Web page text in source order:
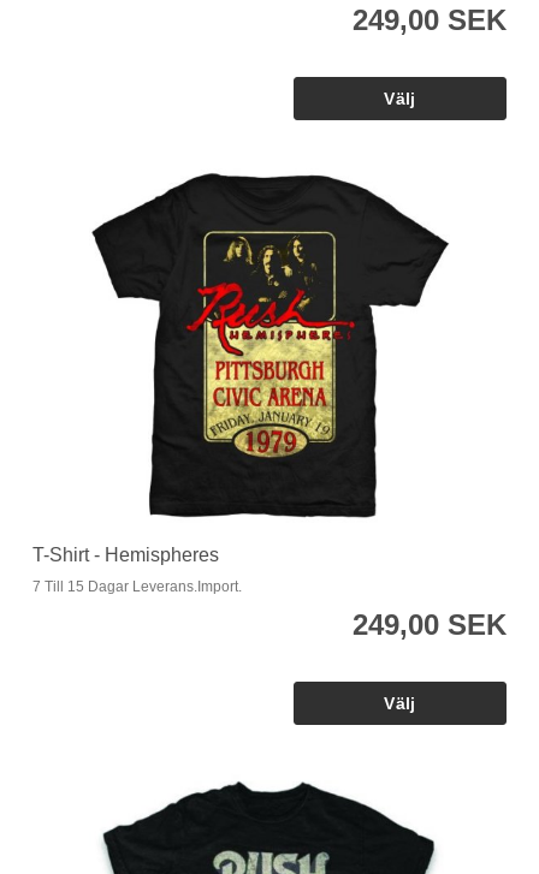
249,00 SEK
T-Shirt - Hemispheres
7 Till 15 Dagar Leverans.Import.
249,00 SEK